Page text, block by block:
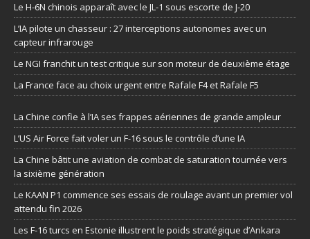
Le H-6N chinois apparaît avec le JL-1 sous escorte de J-20
L’IA pilote un chasseur : 27 interceptions autonomes avec un
capteur infrarouge
Le NGI franchit un test critique sur son moteur de deuxième étage
La France face au choix urgent entre Rafale F4 et Rafale F5
La Chine confie à l’IA ses frappes aériennes de grande ampleur
L’US Air Force fait voler un F-16 sous le contrôle d’une IA
La Chine bâtit une aviation de combat de saturation tournée vers
la sixième génération
Le KAAN P1 commence ses essais de roulage avant un premier vol
attendu fin 2026
Les F-16 turcs en Estonie illustrent le poids stratégique d’Ankara